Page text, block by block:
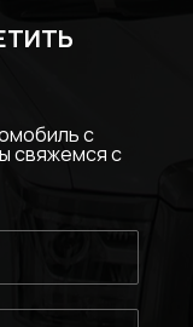
с
свяжемся с